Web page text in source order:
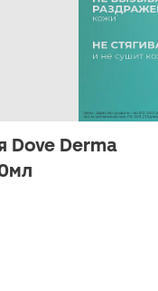
Dove Derma